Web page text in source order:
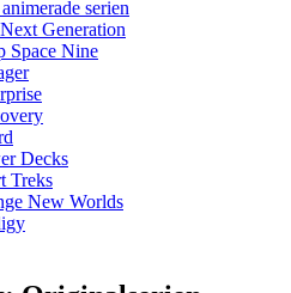
serien
Generation
Space Nine
Decks
Treks
New Worlds